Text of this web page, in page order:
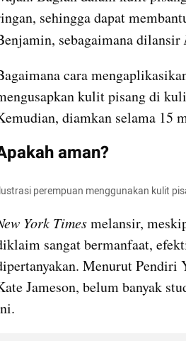
sehingga dapat
sebagaimana dilansir
cara
kulit pisang di
diamkan selama 15
aman?
perempuan menggunakan kulit
York Times melansir,
sangat bermanfaat,
Menurut Pendiri
Jameson, belum banyak